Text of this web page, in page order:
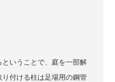
いうことで、庭を一部解
付ける柱は足場用の鋼管